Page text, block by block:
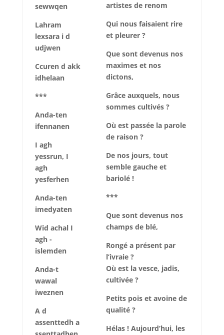
sewwqen
Lahram
lexsara i d
udjwen
Ccuren d akk
idhelaan
***
Anda-ten
ifennanen
I agh
yessrun, I
agh
yesferhen
Anda-ten
imedyaten
Wid achal I
agh -
islemden
Anda-t
wawal
iweznen
A d
assenttedh a
artistes de renom
Qui nous faisaient rire
et pleurer ?
Que sont devenus nos
maximes et nos
dictons,
Grâce auxquels, nous
sommes cultivés ?
Où est passée la parole
de raison ?
De nos jours, tout
semble gauche et
bariolé !
***
Que sont devenus nos
champs de blé,
Rongé a présent par
l’ivraie ?
Où est la vesce, jadis,
cultivée ?
Petits pois et avoine de
qualité ?
Hélas ! Aujourd’hui, les